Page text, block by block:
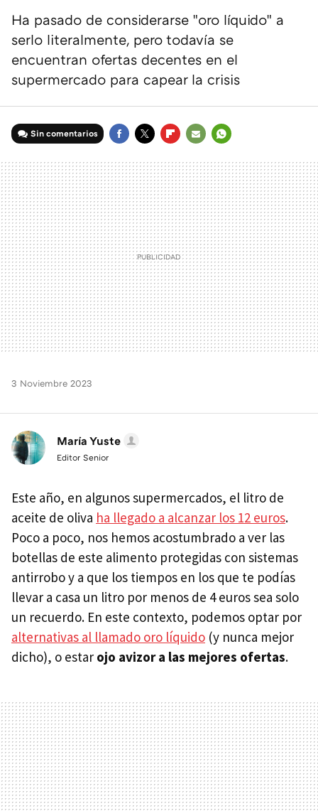
Ha pasado de considerarse "oro líquido" a
serlo literalmente, pero todavía se
encuentran ofertas decentes en el
supermercado para capear la crisis
Sin comentarios
MAIL
3 Noviembre 2023
María Yuste
Editor Senior
Este año, en algunos supermercados, el litro de
aceite de oliva ha llegado a alcanzar los 12 euros.
Poco a poco, nos hemos acostumbrado a ver las
botellas de este alimento protegidas con sistemas
antirrobo y a que los tiempos en los que te podías
llevar a casa un litro por menos de 4 euros sea solo
un recuerdo. En este contexto, podemos optar por
alternativas al llamado oro líquido (y nunca mejor
dicho), o estar ojo avizor a las mejores ofertas.